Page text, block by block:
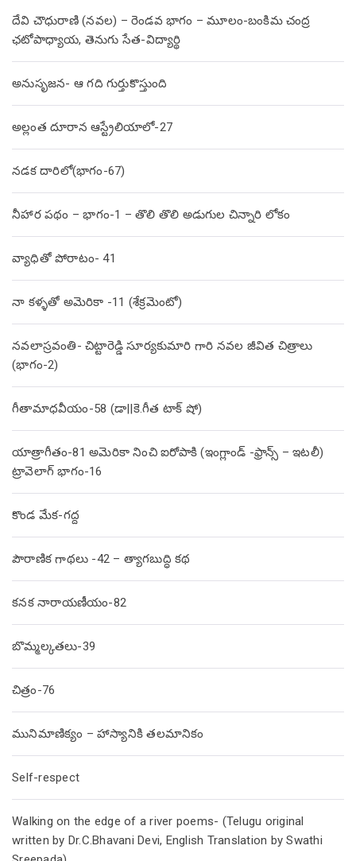
దేవి చౌధురాణి (నవల) – రెండవ భాగం – మూలం-బంకిమ చంద్ర
ఛటోపాధ్యాయ, తెనుగు సేత-విద్యార్థి
అనుసృజన- ఆ గది గుర్తుకొస్తుంది
అల్లంత దూరాన ఆస్ట్రేలియాలో-27
నడక దారిలో(భాగం-67)
నీహార పథం – భాగం-1 – తొలి తొలి అడుగుల చిన్నారి లోకం
వ్యాధితో పోరాటం- 41
నా కళ్ళతో అమెరికా -11 (శేక్రమెంటో)
నవలాస్రవంతి- చిట్టారెడ్డి సూర్యకుమారి గారి నవల జీవిత చిత్రాలు
(భాగం-2)
గీతామాధవీయం-58 (డా||కె.గీత టాక్ షో)
యాత్రాగీతం-81 అమెరికా నించి ఐరోపాకి (ఇంగ్లాండ్ -ఫ్రాన్స్ – ఇటలీ)
ట్రావెలాగ్ భాగం-16
కొండ మేక-గద్ద
పౌరాణిక గాథలు -42 – త్యాగబుద్ధి కథ
కనక నారాయణీయం-82
బొమ్మల్కతలు-39
చిత్రం-76
మునిమాణిక్యం – హాస్యానికి తలమానికం
Self-respect
Walking on the edge of a river poems- (Telugu original
written by Dr.C.Bhavani Devi, English Translation by Swathi